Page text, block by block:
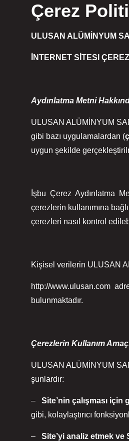
Çerez
ULUSAN ALÜMİNYUM
İNTERNET SİTESI
Aydınlatma Metni
ULUSAN ALÜMİNYUM
gibi bazı uygulamalardan (
uygun şekilde
İşbu Çerez Aydınlatma
çerezlerin kullanımına
çerezleri nasıl kontrol
Kişisel verilerin
http://www.ulusan.com
bulunmaktadır.
Çerezlerin Kullanım
ULUSAN ALÜMİNYUM
şunlardır:
–Site’nin çalışması için
gibi, kolaylaştırıcı
–Site’yi analiz etmek ve